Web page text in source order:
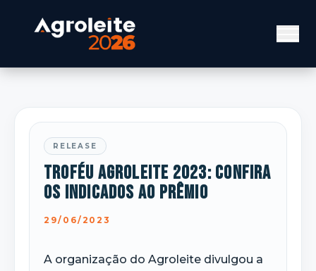
RELEASE
TROFÉU AGROLEITE 2023: Confira
os indicados ao Prêmio
29/06/2023
A organização do Agroleite divulgou a